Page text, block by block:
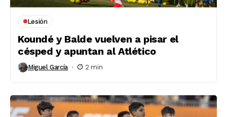
Lesión
Koundé y Balde vuelven a pisar el
césped y apuntan al Atlético
Miguel García 2 min